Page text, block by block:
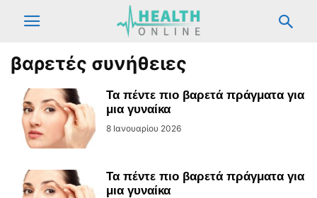
βαρετές συνήθειες
Τα πέντε πιο βαρετά πράγματα για
μια γυναίκα
8 Ιανουαρίου 2026
Τα πέντε πιο βαρετά πράγματα για
μια γυναίκα